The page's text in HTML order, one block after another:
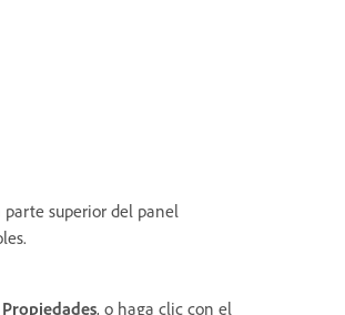
parte superior del panel
Propiedades, o haga clic con el